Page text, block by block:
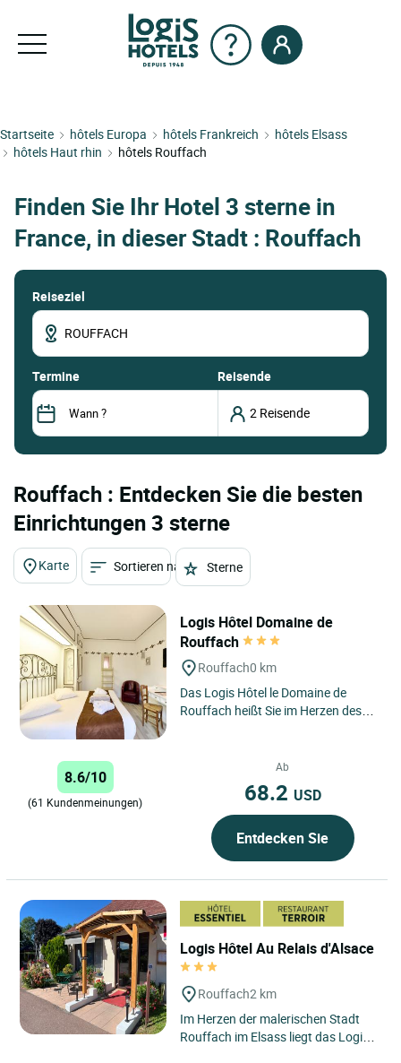
Startseite hôtels Europa hôtels Frankreich
hôtels Elsass
hôtels Haut rhin
hôtels Rouffach
Finden Sie Ihr Hotel 3 sterne in
France, in dieser Stadt : Rouffach
Reiseziel
termine Reisende
Rouffach : Entdecken Sie die besten
Einrichtungen 3 sterne
Karte Sortieren nach Sterne
Logis Hôtel Domaine de
Rouffach
Rouffach0 km
Das Logis Hôtel le Domaine de
Rouffach heißt Sie im Herzen des
8.6/10
(61 Kundenmeinungen)
Ab
68.2 USD
Entdecken Sie
Logis Hôtel Au Relais d'Alsace
Rouffach2 km
Im Herzen der malerischen Stadt
Rouffach im Elsass liegt das Logis